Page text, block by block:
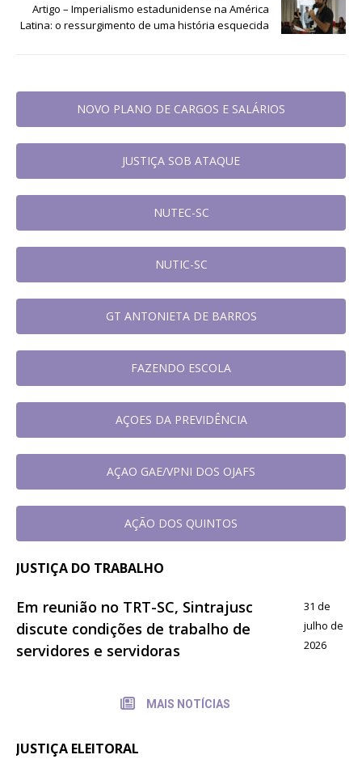
Artigo – Imperialismo estadunidense na América
Latina: o ressurgimento de uma história esquecida
NOVO PLANO DE CARGOS E SALÁRIOS
JUSTIÇA SOB ATAQUE
NUTEC-SC
NUTIC-SC
GT ANTONIETA DE BARROS
FAZENDO ESCOLA
AÇOES DA PREVIDÊNCIA
AÇAO GAE/VPNI DOS OJAFS
AÇÃO DOS QUINTOS
JUSTIÇA DO TRABALHO
Em reunião no TRT-SC, Sintrajusc
discute condições de trabalho de
servidores e servidoras
31 de
julho de
2026
MAIS NOTÍCIAS
JUSTIÇA ELEITORAL